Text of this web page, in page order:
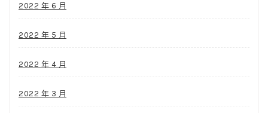
2022 年 6 月
2022 年 5 月
2022 年 4 月
2022 年 3 月